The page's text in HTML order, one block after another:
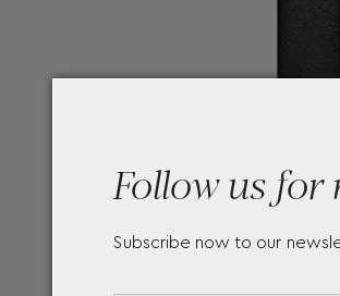
Follow us for
Subscribe now to our